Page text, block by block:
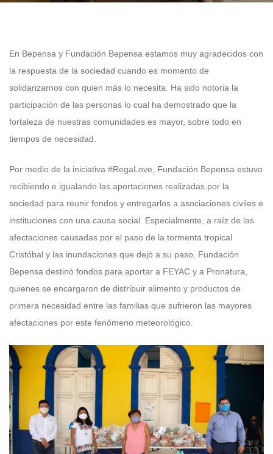
En Bepensa y Fundación Bepensa estamos muy agradecidos con
la respuesta de la sociedad cuando es momento de
solidarizarnos con quien más lo necesita. Ha sido notoria la
participación de las personas lo cual ha demostrado que la
fortaleza de nuestras comunidades es mayor, sobre todo en
tiempos de necesidad.
Por medio de la iniciativa #RegaLove, Fundación Bepensa estuvo
recibiendo e igualando las aportaciones realizadas por la
sociedad para reunir fondos y entregarlos a asociaciones civiles e
instituciones con una causa social. Especialmente, a raíz de las
afectaciones causadas por el paso de la tormenta tropical
Cristóbal y las inundaciones que dejó a su paso, Fundación
Bepensa destinó fondos para aportar a FEYAC y a Pronatura,
quienes se encargaron de distribuir alimento y productos de
primera necesidad entre las familias que sufrieron las mayores
afectaciones por este fenómeno meteorológico.